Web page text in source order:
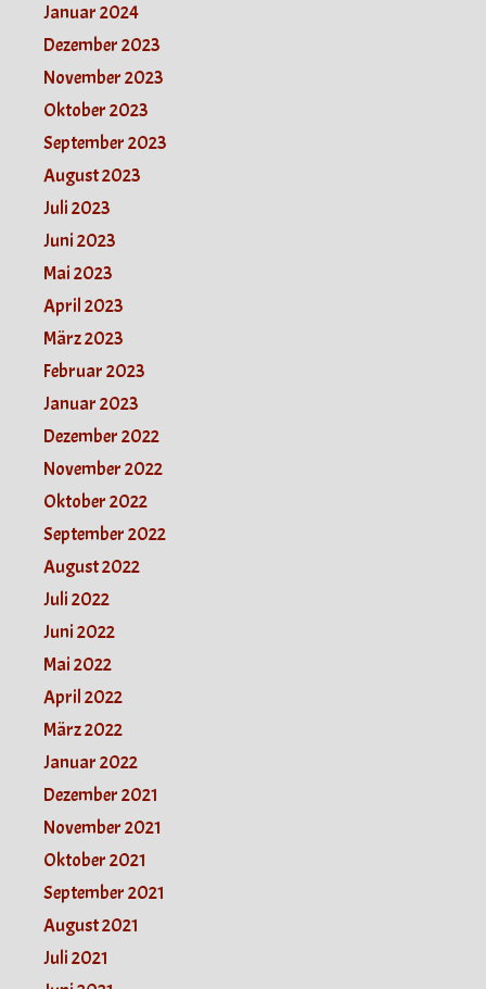
Januar 2024
Dezember 2023
November 2023
Oktober 2023
September 2023
August 2023
Juli 2023
Juni 2023
Mai 2023
April 2023
März 2023
Februar 2023
Januar 2023
Dezember 2022
November 2022
Oktober 2022
September 2022
August 2022
Juli 2022
Juni 2022
Mai 2022
April 2022
März 2022
Januar 2022
Dezember 2021
November 2021
Oktober 2021
September 2021
August 2021
Juli 2021